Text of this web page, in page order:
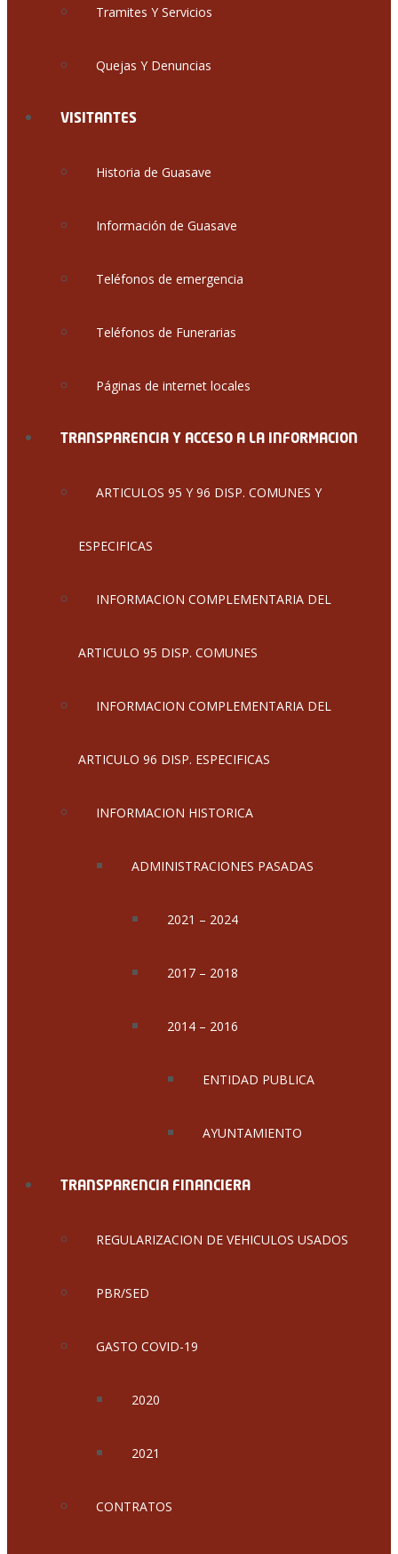
Tramites Y Servicios
Quejas Y Denuncias
VISITANTES
Historia de Guasave
Información de Guasave
Teléfonos de emergencia
Teléfonos de Funerarias
Páginas de internet locales
TRANSPARENCIA Y ACCESO A LA INFORMACION
ARTICULOS 95 Y 96 DISP. COMUNES Y
ESPECIFICAS
INFORMACION COMPLEMENTARIA DEL
ARTICULO 95 DISP. COMUNES
INFORMACION COMPLEMENTARIA DEL
ARTICULO 96 DISP. ESPECIFICAS
INFORMACION HISTORICA
ADMINISTRACIONES PASADAS
2021 – 2024
2017 – 2018
2014 – 2016
ENTIDAD PUBLICA
AYUNTAMIENTO
TRANSPARENCIA FINANCIERA
REGULARIZACION DE VEHICULOS USADOS
PBR/SED
GASTO COVID-19
2020
2021
CONTRATOS